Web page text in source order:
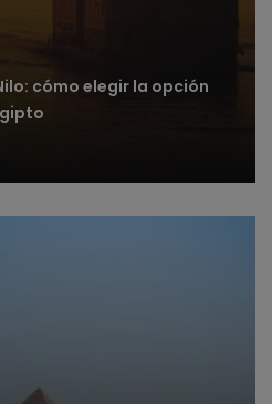
cómo elegir la opción